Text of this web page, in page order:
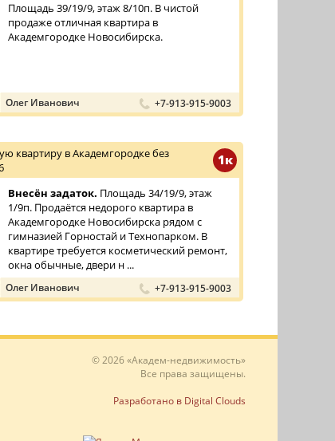
Площадь 39/19/9, этаж 8/10п. В чистой
продаже отличная квартира в
Академгородке Новосибирска.
Олег Иванович +7-913-915-9003
1к
квартиру в Академгородке без
Внесён задаток. Площадь 34/19/9, этаж
1/9п. Продаётся недорого квартира в
Академгородке Новосибирска рядом с
гимназией Горностай и Технопарком. В
квартире требуется косметический ремонт,
окна обычные, двери н ...
Олег Иванович +7-913-915-9003
© 2026 «Академ-недвижимость»
Все права защищены.
Разработано в Digital Clouds